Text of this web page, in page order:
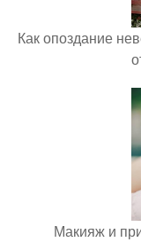
Как опоздание
Макияж и